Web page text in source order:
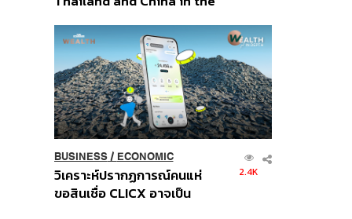
Order
BUSINESS/ ECONOMIC
วิเคราะห์ปรากฏการณ์คนแห่
ขอสินเชื่อ CLICX อาจเป็น
2.4K